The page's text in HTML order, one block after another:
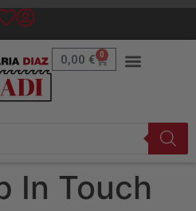
0,00 € 0
In Touch